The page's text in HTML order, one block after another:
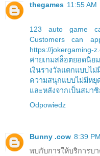
thegames 11:55 AM
123 auto game
Customers can
https://jokergaming-
ค่ายเกมสล็อตยอดนิย
เงินรางวัลแตกแบบ
ความสนุกแบบไม่มีห
และหลังจากเป็นสมา
Odpowiedz
Bunny .cow 8:39 PM
พบกับการให้บริการบ